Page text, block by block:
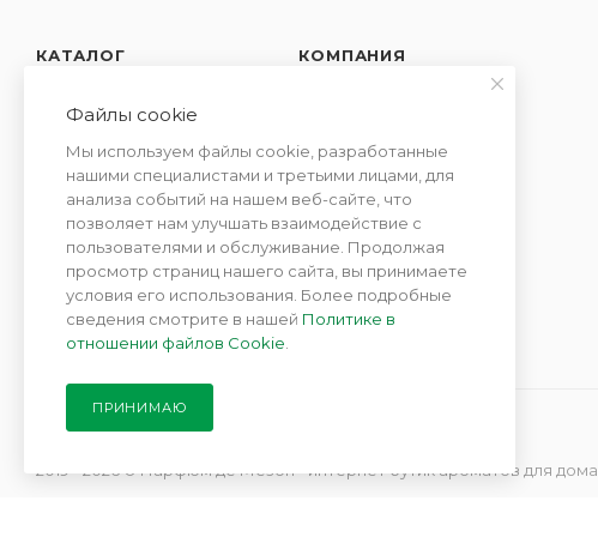
КАТАЛОГ
УСЛУГИ
СЕМЕЙСТВА
АРОМАТОВ
КОМПАНИЯ
Контакты
Отзывы
Сотрудничество
2019 - 2026 © Парфюм де Мезон - интернет бутик ароматов для дома
Файлы cookie
Мы используем файлы cookie, разработанные
нашими специалистами и третьими лицами, для
анализа событий на нашем веб-сайте, что
позволяет нам улучшать взаимодействие с
пользователями и обслуживание. Продолжая
просмотр страниц нашего сайта, вы принимаете
условия его использования. Более подробные
сведения смотрите в нашей Политике в
отношении файлов Cookie
ПРИНИМАЮ